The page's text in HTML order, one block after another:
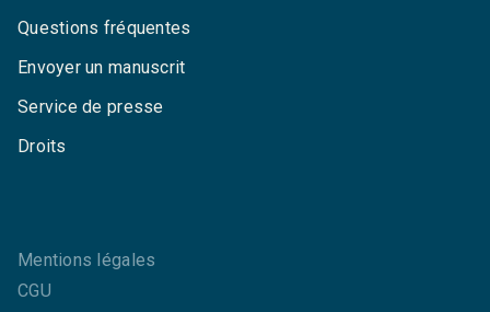
Questions fréquentes
Envoyer un manuscrit
Service de presse
Droits
Mentions légales
CGU